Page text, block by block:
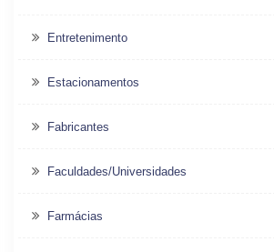
Entretenimento
Estacionamentos
Fabricantes
Faculdades/Universidades
Farmácias